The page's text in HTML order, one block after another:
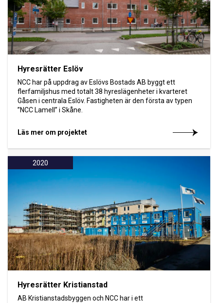
Hyresrätter Eslöv
NCC har på uppdrag av Eslövs Bostads AB byggt ett
flerfamiljshus med totalt 38 hyreslägenheter i kvarteret
Gåsen i centrala Eslöv. Fastigheten är den första av typen
”NCC Lamell” i Skåne.
Läs mer om projektet
2020
Hyresrätter Kristianstad
AB Kristianstadsbyggen och NCC har i ett